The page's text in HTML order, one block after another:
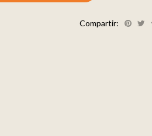
Compartir: